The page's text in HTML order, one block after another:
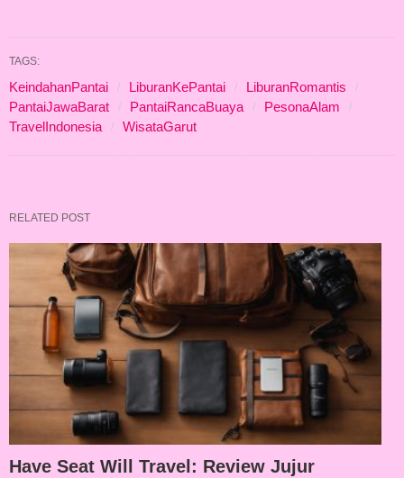
TAGS:
KeindahanPantai LiburanKePantai
LiburanRomantis
PantaiJawaBarat
PantaiRancaBuaya
PesonaAlam
TravelIndonesia
WisataGarut
RELATED POST
Have Seat Will Travel: Review Jujur